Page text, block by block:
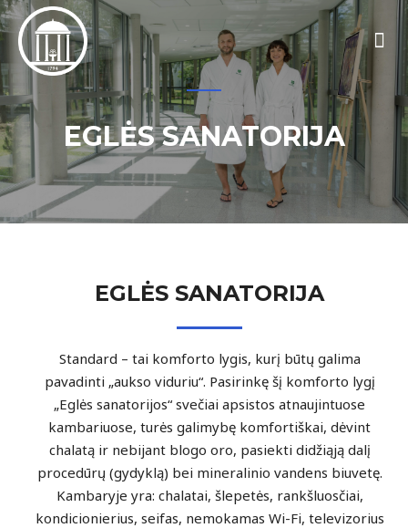
EGLĖS SANATORIJA
EGLĖS SANATORIJA
Standard – tai komforto lygis, kurį būtų galima
pavadinti „aukso viduriu“. Pasirinkę šį komforto lygį
„Eglės sanatorijos“ svečiai apsistos atnaujintuose
kambariuose, turės galimybę komfortiškai, dėvint
chalatą ir nebijant blogo oro, pasiekti didžiąją dalį
procedūrų (gydyklą) bei mineralinio vandens biuvetę.
Kambaryje yra: chalatai, šlepetės, rankšluosčiai,
kondicionierius, seifas, nemokamas Wi-Fi, televizorius